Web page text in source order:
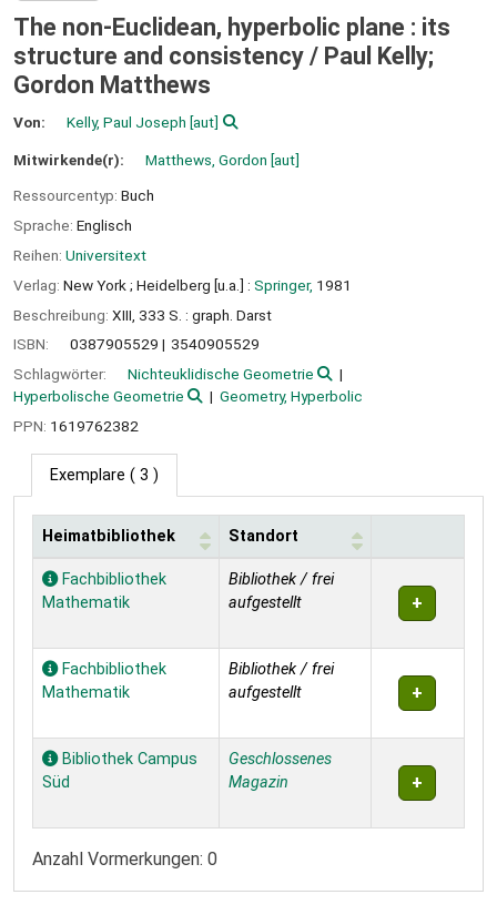
The non-Euclidean, hyperbolic plane : its
structure and consistency / Paul Kelly;
Gordon Matthews
Von: Kelly, Paul Joseph [aut]
Mitwirkende(r): Matthews, Gordon [aut]
Ressourcentyp: Buch
Sprache: Englisch
Reihen: Universitext
Verlag: New York ; Heidelberg [u.a.] : Springer, 1981
Beschreibung: XIII, 333 S. : graph. Darst
ISBN:
0387905529
3540905529
Schlagwörter:
Nichteuklidische Geometrie
Hyperbolische Geometrie
Geometry, Hyperbolic
PPN: 1619762382
Exemplare ( 3 )
Exemplare
Heimatbibliothek Standort
Fachbibliothek
Mathematik
Bibliothek / frei
aufgestellt
Fachbibliothek
Mathematik
Bibliothek / frei
aufgestellt
Bibliothek Campus
Süd
Geschlossenes
Magazin
Anzahl Vormerkungen: 0